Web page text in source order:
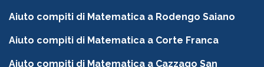
Aiuto compiti di Matematica a Rodengo Saiano
Aiuto compiti di Matematica a Corte Franca
Aiuto compiti di Matematica a Cazzago San